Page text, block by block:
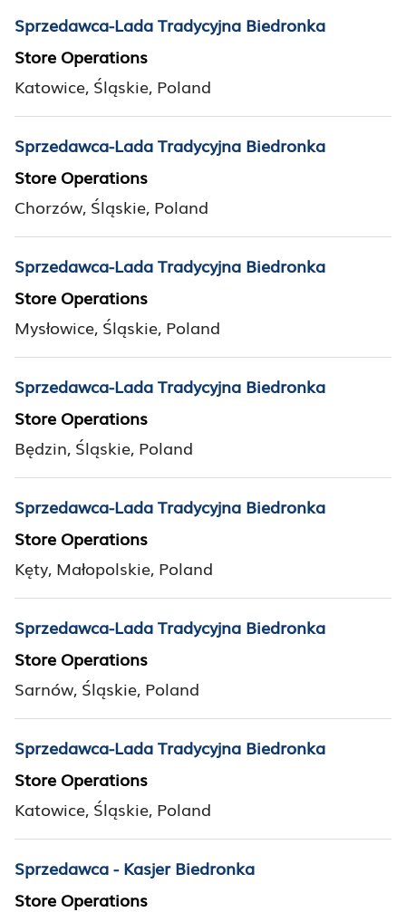
Sprzedawca-Lada Tradycyjna Biedronka
Store Operations
Katowice, Śląskie, Poland
Sprzedawca-Lada Tradycyjna Biedronka
Store Operations
Chorzów, Śląskie, Poland
Sprzedawca-Lada Tradycyjna Biedronka
Store Operations
Mysłowice, Śląskie, Poland
Sprzedawca-Lada Tradycyjna Biedronka
Store Operations
Będzin, Śląskie, Poland
Sprzedawca-Lada Tradycyjna Biedronka
Store Operations
Kęty, Małopolskie, Poland
Sprzedawca-Lada Tradycyjna Biedronka
Store Operations
Sarnów, Śląskie, Poland
Sprzedawca-Lada Tradycyjna Biedronka
Store Operations
Katowice, Śląskie, Poland
Sprzedawca - Kasjer Biedronka
Store Operations